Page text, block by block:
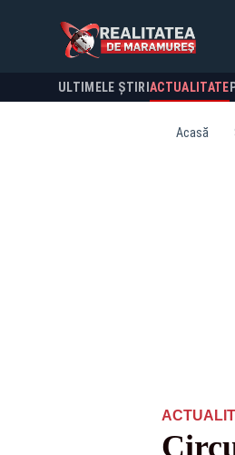
ULTIMELE ȘTIRI ACTUALITATE
Acasă